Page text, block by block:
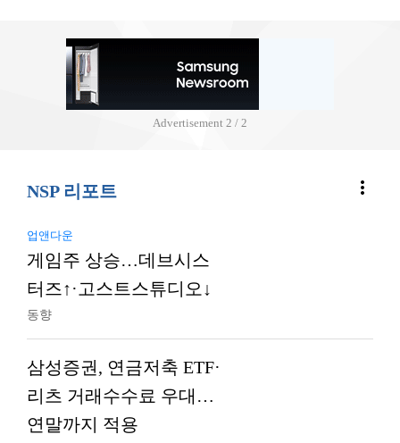
Advertisement 2 / 2
NSP 리포트 more_vert
업앤다운
게임주 상승…데브시스
터즈↑·고스트스튜디오↓
동향
삼성증권, 연금저축 ETF·
리츠 거래수수료 우대…
연말까지 적용